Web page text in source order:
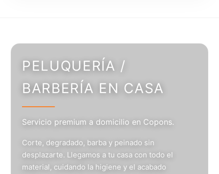
PELUQUERÍA /
BARBERÍA EN CASA
Servicio premium a domicilio en Copons.
Corte, degradado, barba y peinado sin
desplazarte. Llegamos a tu casa con todo el
material, cuidando la higiene y el acabado